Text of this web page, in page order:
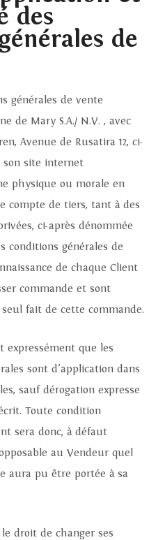
des
de
générales de vente
de Mary S.A./ N.V. , avec
Avenue de Rusatira 12, ci-
son site internet
physique ou morale en
compte de tiers, tant à des
ci-après dénommée
conditions générales de
de chaque Client
commande et sont
fait de cette commande.
expressément que les
sont d’application dans
sauf dérogation expresse
Toute condition
sera donc, à défaut
au Vendeur quel
aura pu être portée à sa
le droit de changer ses